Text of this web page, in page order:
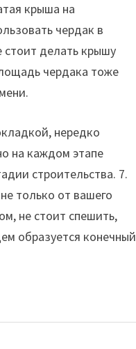
крыша на
чердак в
стоит делать крышу
чердака тоже
нередко
на каждом этапе
строительства. 7.
только от вашего
не стоит спешить,
образуется конечный